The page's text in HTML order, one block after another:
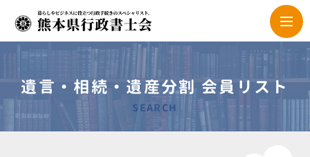
遺言・相続・遺産分割 会員リスト
SEARCH